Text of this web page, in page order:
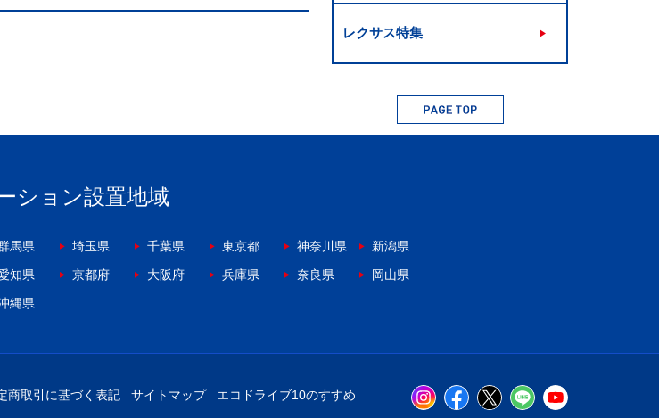
レクサス特集
ション設置地域
馬県 埼玉県 千葉県 東京都 神奈川県
新潟県
知県 京都府 大阪府 兵庫県 奈良県
岡山県
縄県
商取引に基づく表記 サイトマップ エコドライブ10のすすめ